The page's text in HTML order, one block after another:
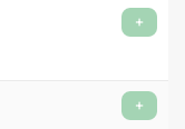
+
+